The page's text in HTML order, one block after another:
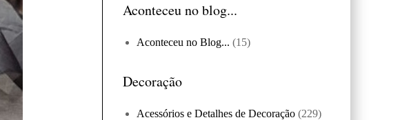
Aconteceu no blog...
Aconteceu no Blog... (15)
Decoração
Acessórios e Detalhes de Decoração (229)